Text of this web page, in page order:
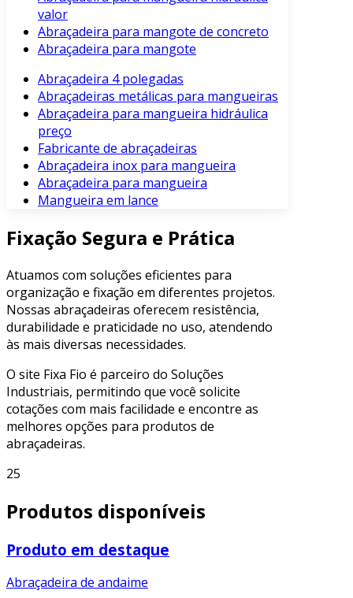
valor
Abraçadeira para mangote de concreto
Abraçadeira para mangote
Abraçadeira 4 polegadas
Abraçadeiras metálicas para mangueiras
Abraçadeira para mangueira hidráulica
preço
Fabricante de abraçadeiras
Abraçadeira inox para mangueira
Abraçadeira para mangueira
Mangueira em lance
Fixação Segura e Prática
Atuamos com soluções eficientes para
organização e fixação em diferentes projetos.
Nossas abraçadeiras oferecem resistência,
durabilidade e praticidade no uso, atendendo
às mais diversas necessidades.
O site Fixa Fio é parceiro do Soluções
Industriais, permitindo que você solicite
cotações com mais facilidade e encontre as
melhores opções para produtos de
abraçadeiras.
25
Produtos disponíveis
Produto em destaque
Abraçadeira de andaime